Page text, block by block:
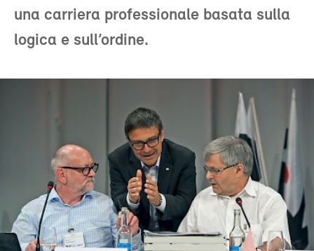
una carriera professionale basata sulla
logica e sull’ordine.